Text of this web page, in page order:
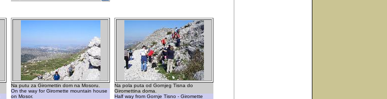
Na putu za Giromettin dom na Mosoru.
On the way for Giromette mountain house
on Mosor.
Na pola puta od Gornjeg Tisna do
Giromettina doma.
Half way from Gornje Tisno - Giromette